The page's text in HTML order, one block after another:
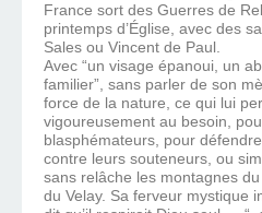
France sort des Guerres de
printemps d’Église, avec des
Sales ou Vincent de Paul.
Avec “un visage épanoui, un
familier”, sans parler de son
force de la nature, ce qui lui
vigoureusement au besoin,
blasphémateurs, pour
contre leurs souteneurs, ou
sans relâche les montagnes
du Velay. Sa ferveur mystique